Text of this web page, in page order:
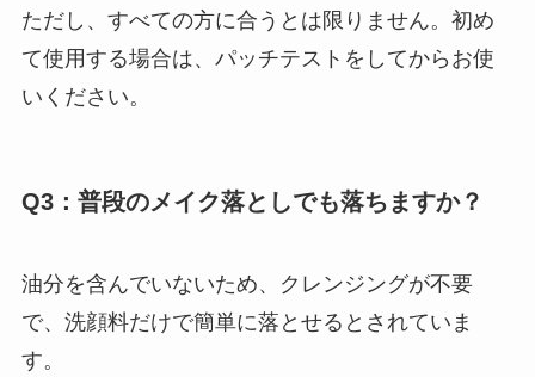
ただし、すべての方に合うとは限りません。初め
て使用する場合は、パッチテストをしてからお使
いください。
Q3：普段のメイク落としでも落ちますか？
油分を含んでいないため、クレンジングが不要
で、洗顔料だけで簡単に落とせるとされていま
す。